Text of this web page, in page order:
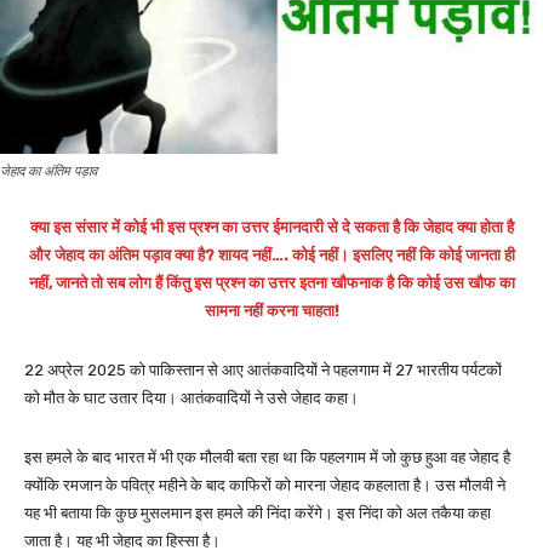
जेहाद का अंतिम पड़ाव
क्या इस संसार में कोई भी इस प्रश्न का उत्तर ईमानदारी से दे सकता है कि जेहाद क्या होता है
और जेहाद का अंतिम पड़ाव क्या है? शायद नहीं…. कोई नहीं। इसलिए नहीं कि कोई जानता ही
नहीं, जानते तो सब लोग हैं किंतु इस प्रश्न का उत्तर इतना खौफनाक है कि कोई उस खौफ का
सामना नहीं करना चाहता!
22 अप्रेल 2025 को पाकिस्तान से आए आतंकवादियों ने पहलगाम में 27 भारतीय पर्यटकों
को मौत के घाट उतार दिया। आतंकवादियों ने उसे जेहाद कहा।
इस हमले के बाद भारत में भी एक मौलवी बता रहा था कि पहलगाम में जो कुछ हुआ वह जेहाद है
क्योंकि रमजान के पवित्र महीने के बाद काफिरों को मारना जेहाद कहलाता है। उस मौलवी ने
यह भी बताया कि कुछ मुसलमान इस हमले की निंदा करेंगे। इस निंदा को अल तकैया कहा
जाता है। यह भी जेहाद का हिस्सा है।